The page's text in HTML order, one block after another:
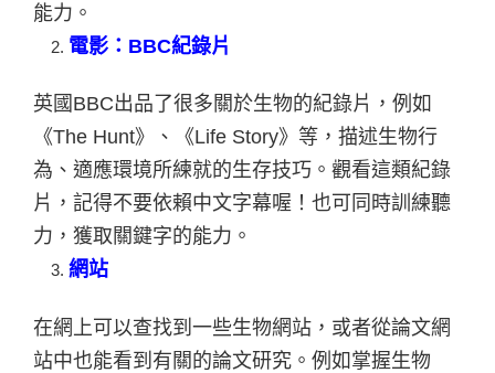
能力。
電影：BBC紀錄片
英國BBC出品了很多關於生物的紀錄片，例如
《The Hunt》、《Life Story》等，描述生物行
為、適應環境所練就的生存技巧。觀看這類紀錄
片，記得不要依賴中文字幕喔！也可同時訓練聽
力，獲取關鍵字的能力。
網站
在網上可以查找到一些生物網站，或者從論文網
站中也能看到有關的論文研究。例如掌握生物